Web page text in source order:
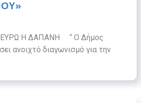
Η ΔΑΠΑΝΗ “ Ο Δήμος
ανοιχτό διαγωνισμό για την